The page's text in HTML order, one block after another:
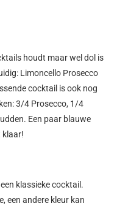
houdt maar wel dol is
Limoncello Prosecco
cocktail is ook nog
3/4 Prosecco, 1/4
Een paar blauwe
klaar!
klassieke cocktail.
een andere kleur kan